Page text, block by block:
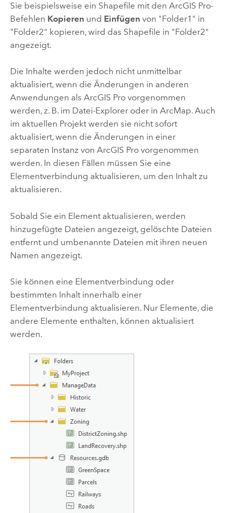
Sie beispielsweise ein Shapefile mit den ArcGIS Pro-
Befehlen Kopieren und Einfügen von "Folder1" in
"Folder2" kopieren, wird das Shapefile in "Folder2"
angezeigt.
Die Inhalte werden jedoch nicht unmittelbar
aktualisiert, wenn die Änderungen in anderen
Anwendungen als ArcGIS Provorgenommen
werden, z. B. im Datei-Explorer oder in ArcMap. Auch
im aktuellen Projekt werden sie nicht sofort
aktualisiert, wenn die Änderungen in einer
separaten Instanz von ArcGIS Provorgenommen
werden. In diesen Fällen müssen Sie eine
Elementverbindung aktualisieren, um den Inhalt zu
aktualisieren.
Sobald Sie ein Element aktualisieren, werden
hinzugefügte Dateien angezeigt, gelöschte Dateien
entfernt und umbenannte Dateien mit ihren neuen
Namen angezeigt.
Sie können eine Elementverbindung oder
bestimmten Inhalt innerhalb einer
Elementverbindung aktualisieren. Nur Elemente, die
andere Elemente enthalten, können aktualisiert
werden.